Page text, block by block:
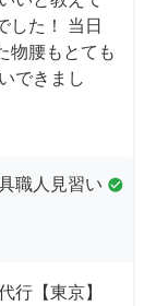
した！ 当日
物腰もとても
できまし
職人見習い check_circle
行【東京】